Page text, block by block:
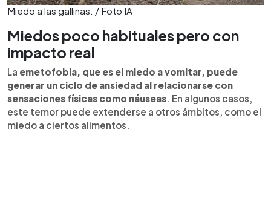
Miedo a las gallinas. / Foto IA
Miedos poco habituales pero con
impacto real
La emetofobia, que es el miedo a vomitar, puede
generar un ciclo de ansiedad al relacionarse con
sensaciones físicas como náuseas. En algunos casos,
este temor puede extenderse a otros ámbitos, como el
miedo a ciertos alimentos.